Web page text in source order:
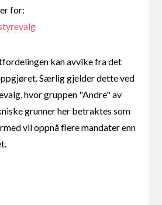
for:
kan avvike fra det
Særlig gjelder dette ved
hvor gruppen "Andre" av
grunner her betraktes som
vil oppnå flere mandater enn